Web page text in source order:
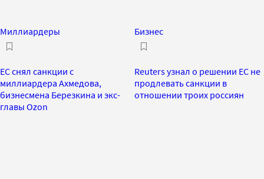
Миллиардеры
ЕС снял санкции с
миллиардера Ахмедова,
бизнесмена Березкина и экс-
главы Ozon
Бизнес
Reuters узнал о решении ЕС не
продлевать санкции в
отношении троих россиян